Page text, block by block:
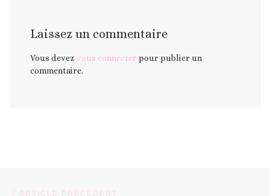
Laissez un commentaire
Vous devezvous connecter pour publier un
commentaire.
Parcourir les articles
ARTICLE PRÉCÉDENT